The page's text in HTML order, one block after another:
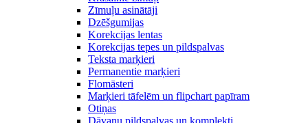
Zīmuļu asinātāji
Dzēšgumijas
Korekcijas lentas
Korekcijas tepes un pildspalvas
Teksta marķieri
Permanentie marķieri
Flomāsteri
Marķieri tāfelēm un flipchart papīram
Otiņas
Dāvanu pildspalvas un komplekti